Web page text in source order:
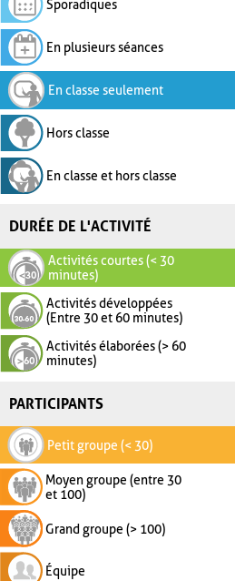
Sporadiques
En plusieurs séances
En classe seulement
Hors classe
En classe et hors classe
DURÉE DE L'ACTIVITÉ
Activités courtes (< 30
minutes)
Activités développées
(Entre 30 et 60 minutes)
Activités élaborées (> 60
minutes)
PARTICIPANTS
Petit groupe (< 30)
Moyen groupe (entre 30
et 100)
Grand groupe (> 100)
Équipe